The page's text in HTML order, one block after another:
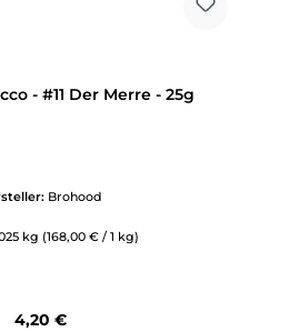
- #11 Der Merre - 25g
Brohood
kg (168,00 € / 1 kg)
Regulärer Preis:
4,20 €